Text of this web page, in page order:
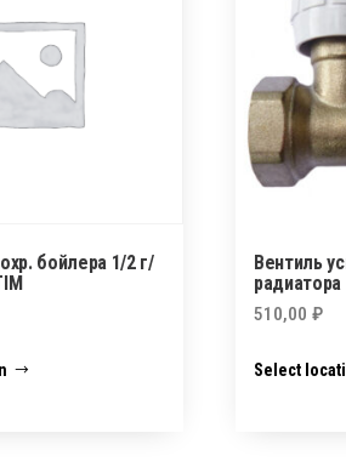
бойлера 1/2 г/
Вентиль
510,00₽
Select